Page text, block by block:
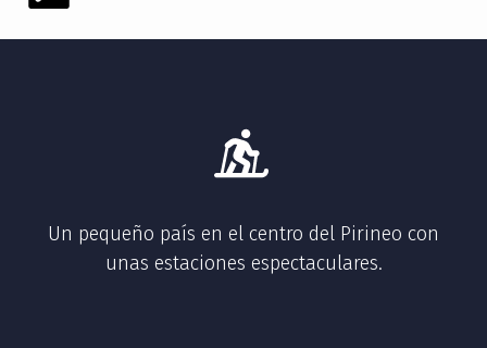
Un pequeño país en el centro del Pirineo con
unas estaciones espectaculares.